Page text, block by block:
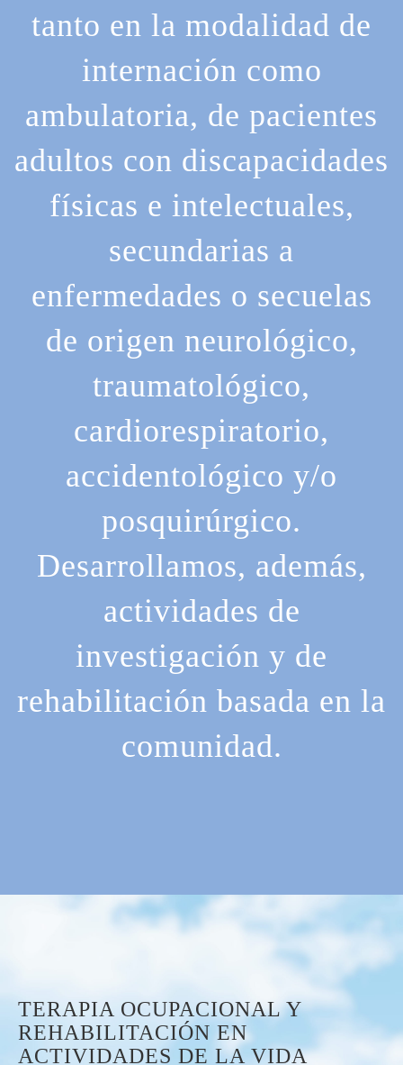
tanto en la modalidad de
internación como
ambulatoria, de pacientes
adultos con discapacidades
físicas e intelectuales,
secundarias a
enfermedades o secuelas
de origen neurológico,
traumatológico,
cardiorespiratorio,
accidentológico y/o
posquirúrgico.
Desarrollamos, además,
actividades de
investigación y de
rehabilitación basada en la
comunidad.
TERAPIA OCUPACIONAL Y
REHABILITACIÓN EN
ACTIVIDADES DE LA VIDA